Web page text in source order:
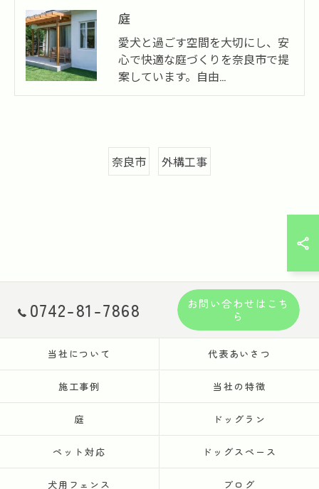
庭
愛犬と過ごす空間を大切にし、安
心で快適な庭づくりを奈良市で提
案しています。自由…
奈良市 外構工事
0742-81-7868
お問い合わせはこち
ら
当社について 代表あいさつ
施工事例 当社の特徴
庭 ドッグラン
ペット対応 ドッグスペース
犬用フェンス ブログ